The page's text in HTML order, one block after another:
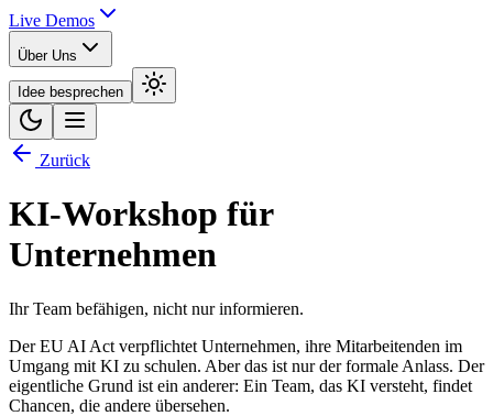
Live Demos
Über Uns
Idee besprechen
Zurück
KI-Workshop für
Unternehmen
Ihr Team befähigen, nicht nur informieren.
Der EU AI Act verpflichtet Unternehmen, ihre Mitarbeitenden im
Umgang mit KI zu schulen. Aber das ist nur der formale Anlass. Der
eigentliche Grund ist ein anderer: Ein Team, das KI versteht, findet
Chancen, die andere übersehen.